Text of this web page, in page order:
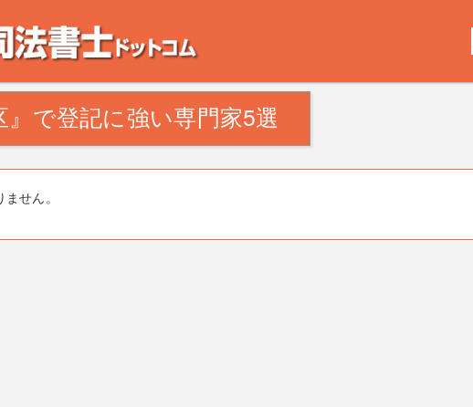
。田舎の空き家・空き地の対策でお悩みの方。相続登記・不動産の処分・遺産分割・成年
で登記に強い専門家5選
せん。